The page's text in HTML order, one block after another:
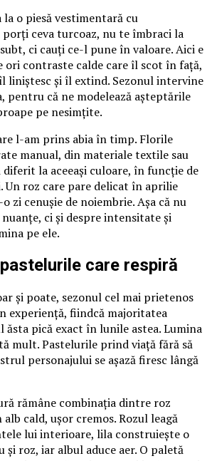
la o piesă vestimentară cu
ceva turcoaz, nu te îmbraci la
ci cauți ce-l pune în valoare. Aici e
ori contraste calde care îl scot în față,
liniștesc și îl extind. Sezonul intervine
pentru că ne modelează așteptările
pe nesimțite.
l-am prins abia în timp. Florile
manual, din materiale textile sau
la aceeași culoare, în funcție de
roz care pare delicat în aprilie
zi cenușie de noiembrie. Așa că nu
ci și despre intensitate și
pe ele.
care respiră
și poate, sezonul cel mai prietenos
experiență, fiindcă majoritatea
ăsta pică exact în lunile astea. Lumina
mult. Pastelurile prind viață fără să
personajului se așază firesc lângă
rămâne combinația dintre roz
cald, ușor cremos. Rozul leagă
lui interioare, lila construiește o
roz, iar albul aduce aer. O paletă